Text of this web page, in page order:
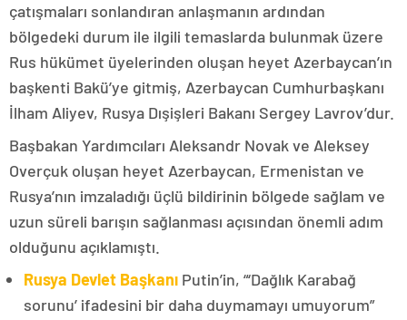
çatışmaları sonlandıran anlaşmanın ardından
bölgedeki durum ile ilgili temaslarda bulunmak üzere
Rus hükümet üyelerinden oluşan heyet Azerbaycan’ın
başkenti Bakü’ye gitmiş, Azerbaycan Cumhurbaşkanı
İlham Aliyev, Rusya Dışişleri Bakanı Sergey Lavrov’dur.
Başbakan Yardımcıları Aleksandr Novak ve Aleksey
Overçuk oluşan heyet Azerbaycan, Ermenistan ve
Rusya’nın imzaladığı üçlü bildirinin bölgede sağlam ve
uzun süreli barışın sağlanması açısından önemli adım
olduğunu açıklamıştı.
Rusya Devlet Başkanı Putin’in, “‘Dağlık Karabağ
sorunu’ ifadesini bir daha duymamayı umuyorum”